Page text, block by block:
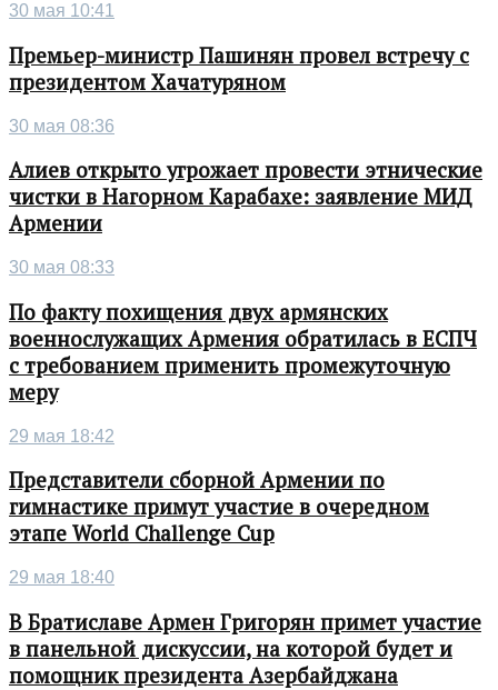
30 мая 10:41
Премьер-министр Пашинян провел встречу с
президентом Хачатуряном
30 мая 08:36
Алиев открыто угрожает провести этнические
чистки в Нагорном Карабахе: заявление МИД
Армении
30 мая 08:33
По факту похищения двух армянских
военнослужащих Армения обратилась в ЕСПЧ
с требованием применить промежуточную
меру
29 мая 18:42
Представители сборной Армении по
гимнастике примут участие в очередном
этапе World Challenge Cup
29 мая 18:40
В Братиславе Армен Григорян примет участие
в панельной дискуссии, на которой будет и
помощник президента Азербайджана